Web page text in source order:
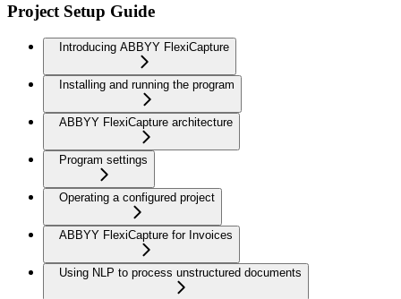
Project Setup Guide
Introducing ABBYY FlexiCapture
Installing and running the program
ABBYY FlexiCapture architecture
Program settings
Operating a configured project
ABBYY FlexiCapture for Invoices
Using NLP to process unstructured documents